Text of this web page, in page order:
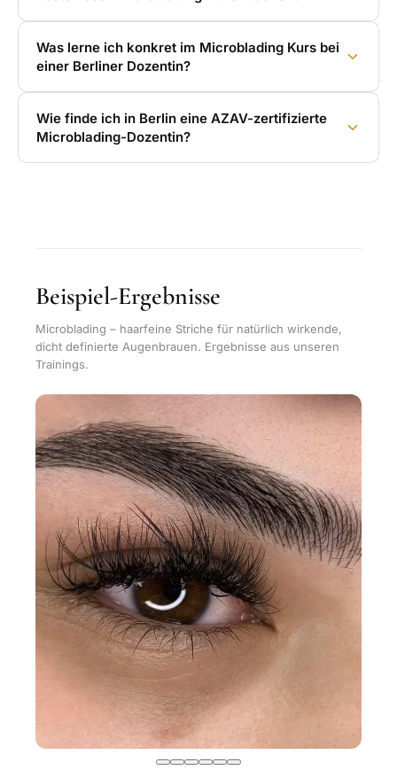
Was lerne ich konkret im Microblading Kurs bei
einer Berliner Dozentin?
Wie finde ich in Berlin eine AZAV-zertifizierte
Microblading-Dozentin?
Beispiel-Ergebnisse
Microblading – haarfeine Striche für natürlich wirkende,
dicht definierte Augenbrauen. Ergebnisse aus unseren
Trainings.